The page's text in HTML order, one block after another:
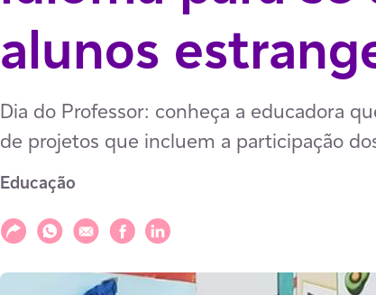
alunos
Dia do Professor: conheça a educadora
de projetos que incluem a participação
Educação
Compartilhar
Compartilhar via WhatsApp
Compartilhar via E-mail
Compartilhar via Facebook
Compartilhar via LinkedIn